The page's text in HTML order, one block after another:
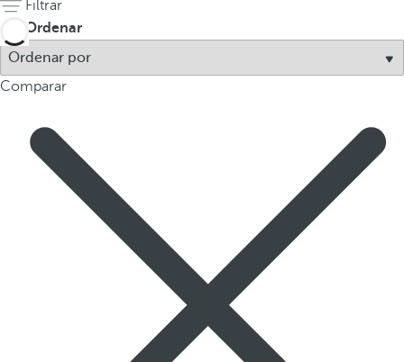
n
a
v
Filtrar
Ordenar
Comparar